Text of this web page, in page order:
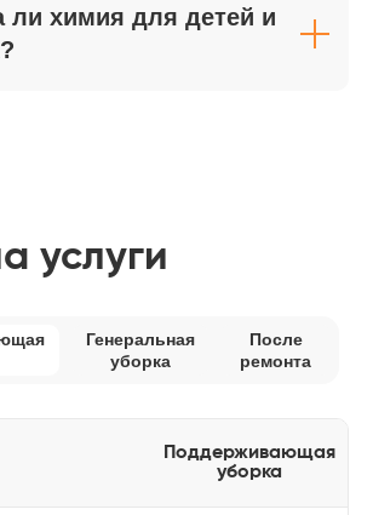
ли химия для детей и
Поддерживающая
уборка